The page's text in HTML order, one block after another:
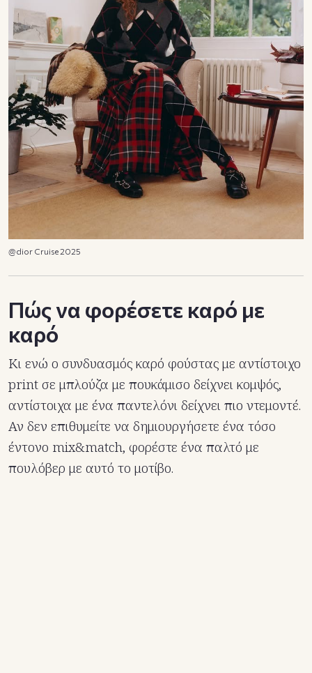
@dior Cruise 2025
Πώς να φορέσετε καρό με
καρό
Κι ενώ ο συνδυασμός καρό φούστας με αντίστοιχο
print σε μπλούζα με πουκάμισο δείχνει κομψός,
αντίστοιχα με ένα παντελόνι δείχνει πιο ντεμοντέ.
Αν δεν επιθυμείτε να δημιουργήσετε ένα τόσο
έντονο mix&match, φορέστε ένα παλτό με
πουλόβερ με αυτό το μοτίβο.